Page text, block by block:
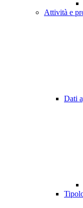
Attività e
Dati